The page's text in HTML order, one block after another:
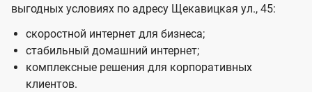
выгодных условиях по адресу Щекавицкая ул., 45:
скоростной интернет для бизнеса;
стабильный домашний интернет;
комплексные решения для корпоративных
клиентов.